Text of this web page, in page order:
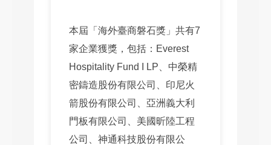
本屆「海外臺商磐石獎」共有7
家企業獲獎，包括：Everest
Hospitality Fund I LP、中榮精
密鑄造股份有限公司、印尼火
箭股份有限公司、亞洲義大利
門板有限公司、美國昕陸工程
公司、神通科技股份有限公